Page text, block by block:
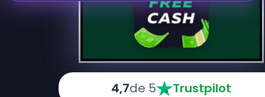
4,7de 5 Trustpilot